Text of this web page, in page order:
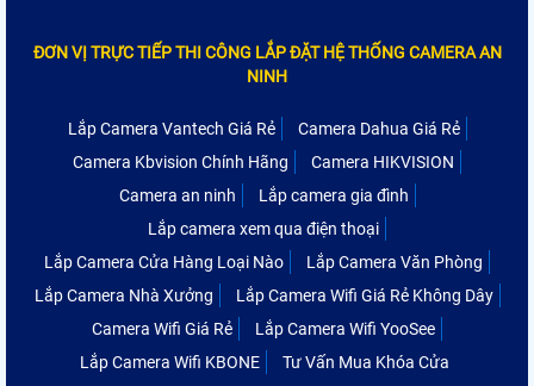
ĐƠN VỊ TRỰC TIẾP THI CÔNG LẮP ĐẶT HỆ THỐNG CAMERA AN
NINH
Lắp Camera Vantech Giá Rẻ
Camera Dahua Giá Rẻ
Camera Kbvision Chính Hãng
Camera HIKVISION
Camera an ninh
Lắp camera gia đình
Lắp camera xem qua điện thoại
Lắp Camera Cửa Hàng Loại Nào
Lắp Camera Văn Phòng
Lắp Camera Nhà Xưởng
Lắp Camera Wifi Giá Rẻ Không Dây
Camera Wifi Giá Rẻ
Lắp Camera Wifi YooSee
Lắp Camera Wifi KBONE
Tư Vấn Mua Khóa Cửa